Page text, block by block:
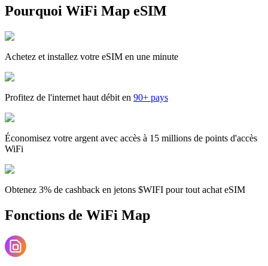
Pourquoi WiFi Map eSIM
Achetez et installez votre eSIM en une minute
Profitez de l'internet haut débit en 90+ pays
Économisez votre argent avec accès à 15 millions de points d'accès
WiFi
Obtenez 3% de cashback en jetons $WIFI pour tout achat eSIM
Fonctions de WiFi Map